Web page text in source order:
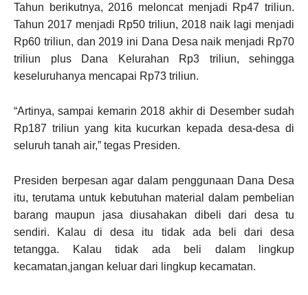
Tahun berikutnya, 2016 meloncat menjadi Rp47 triliun.
Tahun 2017 menjadi Rp50 triliun, 2018 naik lagi menjadi
Rp60 triliun, dan 2019 ini Dana Desa naik menjadi Rp70
triliun plus Dana Kelurahan Rp3 triliun, sehingga
keseluruhanya mencapai Rp73 triliun.
“Artinya, sampai kemarin 2018 akhir di Desember sudah
Rp187 triliun yang kita kucurkan kepada desa-desa di
seluruh tanah air,” tegas Presiden.
Presiden berpesan agar dalam penggunaan Dana Desa
itu, terutama untuk kebutuhan material dalam pembelian
barang maupun jasa diusahakan dibeli dari desa tu
sendiri. Kalau di desa itu tidak ada beli dari desa
tetangga. Kalau tidak ada beli dalam lingkup
kecamatan,jangan keluar dari lingkup kecamatan.